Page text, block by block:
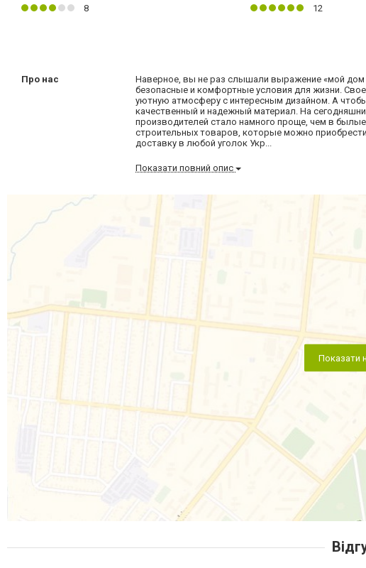
8 12
Про нас
Наверное, вы не раз слышали выражение «мой
безопасные и комфортные условия для жизни.
уютную атмосферу с интересным дизайном. А
качественный и надежный материал. На
производителей стало намного проще, чем в
строительных товаров, которые можно
доставку в любой уголок Укр...
Показати повний опис
Показати